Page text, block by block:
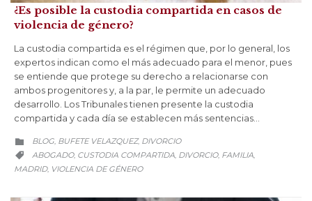
¿Es posible la custodia compartida en casos de
violencia de género?
La custodia compartida es el régimen que, por lo general, los
expertos indican como el más adecuado para el menor, pues
se entiende que protege su derecho a relacionarse con
ambos progenitores y, a la par, le permite un adecuado
desarrollo. Los Tribunales tienen presente la custodia
compartida y cada día se establecen más sentencias…
 CATEGORY
BLOG, BUFETE VELAZQUEZ, DIVORCIO
 CATEGORY
ABOGADO, CUSTODIA COMPARTIDA, DIVORCIO, FAMILIA,
MADRID, VIOLENCIA DE GÉNERO